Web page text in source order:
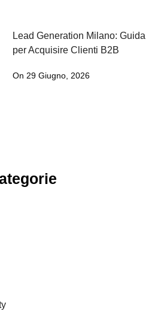
Lead Generation Milano: Guida
per Acquisire Clienti B2B
On 29 Giugno, 2026